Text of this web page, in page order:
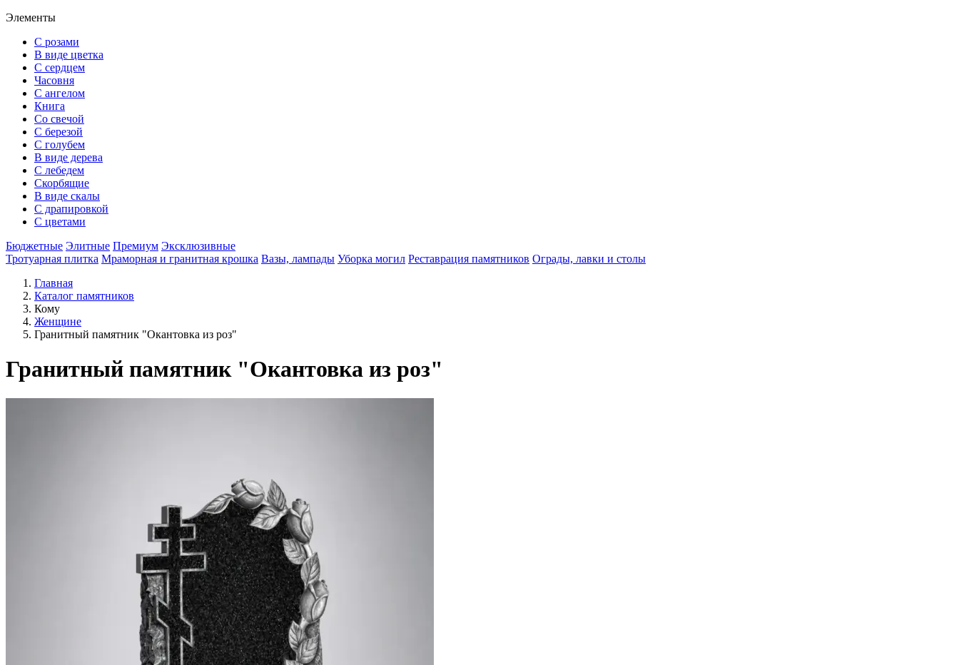
Элементы
С розами
В виде цветка
С сердцем
Часовня
С ангелом
Книга
Со свечой
С березой
С голубем
В виде дерева
С лебедем
Скорбящие
В виде скалы
С драпировкой
С цветами
Бюджетные Элитные Премиум Эксклюзивные
Тротуарная плитка Мраморная и гранитная крошка Вазы, лампады Уборка могил Реставрация памятников Ограды, лавки и столы
Главная
Каталог памятников
Кому
Женщине
Гранитный памятник "Окантовка из роз"
Гранитный памятник "Окантовка из роз"